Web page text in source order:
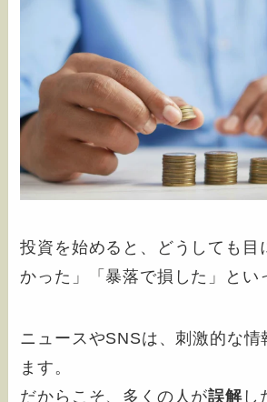
投資を始めると、どうしても目
かった」「暴落で損した」とい
ニュースやSNSは、刺激的な情
ます。
だからこそ、多くの人が誤解し